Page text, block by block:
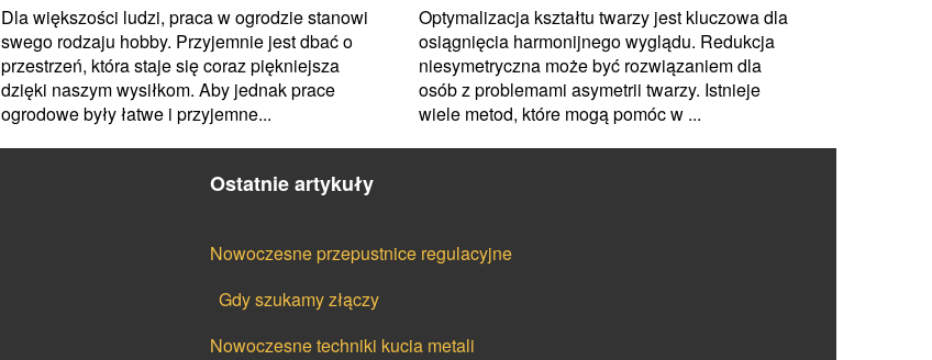
Dla większości ludzi, praca w ogrodzie stanowi
swego rodzaju hobby. Przyjemnie jest dbać o
przestrzeń, która staje się coraz piękniejsza
dzięki naszym wysiłkom. Aby jednak prace
ogrodowe były łatwe i przyjemne...
Optymalizacja kształtu twarzy jest kluczowa dla
osiągnięcia harmonijnego wyglądu. Redukcja
niesymetryczna może być rozwiązaniem dla
osób z problemami asymetrii twarzy. Istnieje
wiele metod, które mogą pomóc w ...
Ostatnie artykuły
Nowoczesne przepustnice regulacyjne
Gdy szukamy złączy
Nowoczesne techniki kucia metali